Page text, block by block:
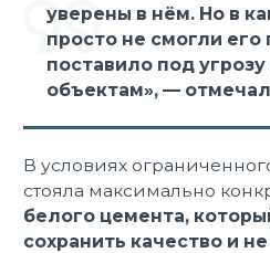
уверены в нём. Но в
просто не смогли
поставило под
объектам», —
В условиях
стояла максимально
белого цемента,
сохранить качество и